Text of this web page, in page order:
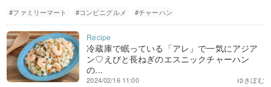
#ファミリーマート #コンビニグルメ #チャーハン
冷蔵庫で眠っている「アレ」で一気にアジア
ン♡えびと長ねぎのエスニックチャーハン
の...
ゆきぼむ
2024/02/16 11:00